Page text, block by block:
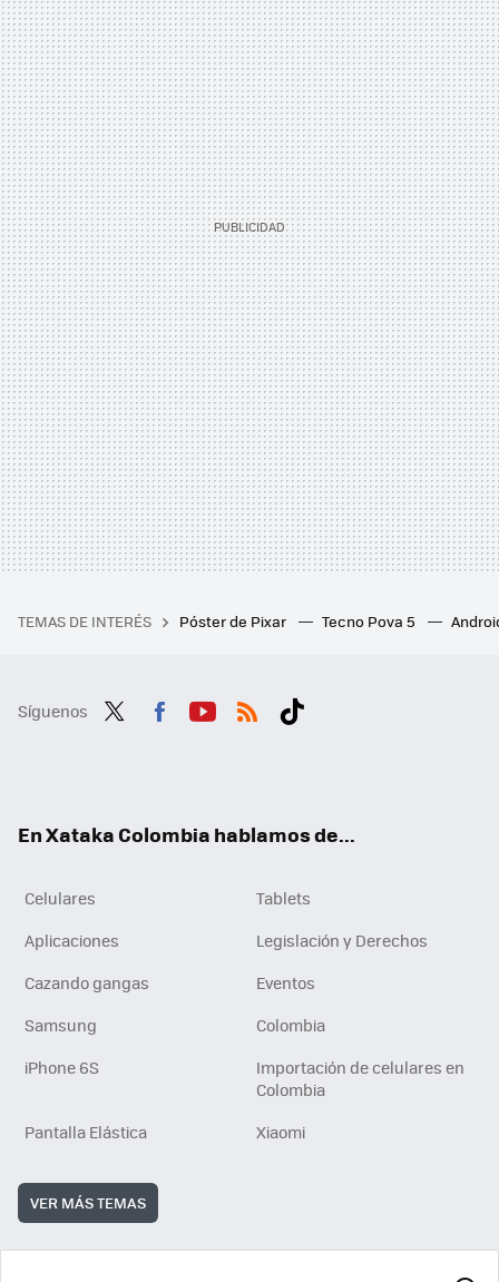
TEMAS DE INTERÉS Póster de Pixar Tecno Pova 5
Síguenos
En Xataka Colombia hablamos de...
Celulares
Tablets
Aplicaciones
Legislación y Derechos
Cazando gangas
Eventos
Samsung
Colombia
iPhone 6S
Importación de celulares en
Colombia
Pantalla Elástica
Xiaomi
VER MÁS TEMAS